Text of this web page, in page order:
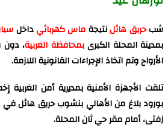
شبحريق هائلنتيجةماس كهربائيداخل
بمدينة المحلة الكبرىبمحافظة الغربية، دون
الأرواح وتم اتخاذ الإجراءات القانونية اللازمة.
تلقت الأجهزة الأمنية بمديرية أمن الغربية
بورود بلاغ من الأهالي بنشوب حريق هائل
زفتى، أمام مقر حي ثان المحلة.